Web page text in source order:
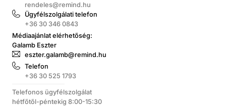
rendeles@remind.hu
Ügyfélszolgálati telefon
+36 30 346 0843
Médiaajánlat elérhetőség:
Galamb Eszter
eszter.galamb@remind.hu
Telefon
+36 30 525 1793
Telefonos ügyfélszolgálat
hétfőtől-péntekig 8:00-15:30